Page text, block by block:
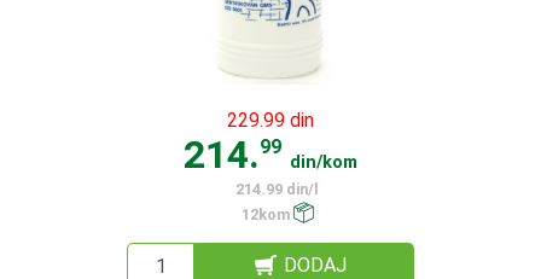
229.99 din
214.99
din/kom
214.99 din/l
12kom
DODAJ